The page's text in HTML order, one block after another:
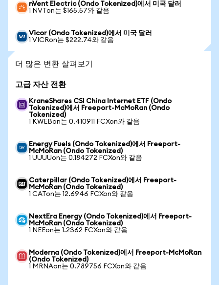
nVent Electric (Ondo Tokenized)에서 미국 달러
1 NVTon는 $165.57와 같음
Vicor (Ondo Tokenized)에서 미국 달러
1 VICRon는 $222.74와 같음
더 많은 변환 살펴보기
고급 자산 전환
KraneShares CSI China Internet ETF (Ondo
Tokenized)에서 Freeport-McMoRan (Ondo
Tokenized)
1 KWEBon는 0.410911 FCXon와 같음
Energy Fuels (Ondo Tokenized)에서 Freeport-
McMoRan (Ondo Tokenized)
1 UUUUon는 0.184272 FCXon와 같음
Caterpillar (Ondo Tokenized)에서 Freeport-
McMoRan (Ondo Tokenized)
1 CATon는 12.6946 FCXon와 같음
NextEra Energy (Ondo Tokenized)에서 Freeport-
McMoRan (Ondo Tokenized)
1 NEEon는 1.2362 FCXon와 같음
Moderna (Ondo Tokenized)에서 Freeport-McMoRan
(Ondo Tokenized)
1 MRNAon는 0.789756 FCXon와 같음